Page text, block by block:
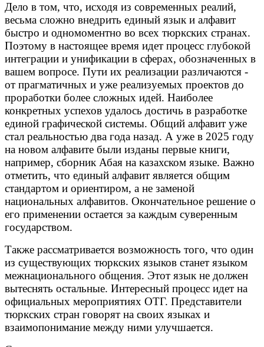
Дело в том, что, исходя из современных реалий,
весьма сложно внедрить единый язык и алфавит
быстро и одномоментно во всех тюркских странах.
Поэтому в настоящее время идет процесс глубокой
интеграции и унификации в сферах, обозначенных в
вашем вопросе. Пути их реализации различаются -
от прагматичных и уже реализуемых проектов до
проработки более сложных идей. Наиболее
конкретных успехов удалось достичь в разработке
единой графической системы. Общий алфавит уже
стал реальностью два года назад. А уже в 2025 году
на новом алфавите были изданы первые книги,
например, сборник Абая на казахском языке. Важно
отметить, что единый алфавит является общим
стандартом и ориентиром, а не заменой
национальных алфавитов. Окончательное решение о
его применении остается за каждым суверенным
государством.
Также рассматривается возможность того, что один
из существующих тюркских языков станет языком
межнационального общения. Этот язык не должен
вытеснять остальные. Интересный процесс идет на
официальных мероприятиях ОТГ. Представители
тюркских стран говорят на своих языках и
взаимопонимание между ними улучшается.